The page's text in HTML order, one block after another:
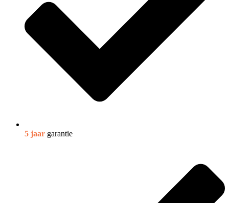
5 jaar garantie